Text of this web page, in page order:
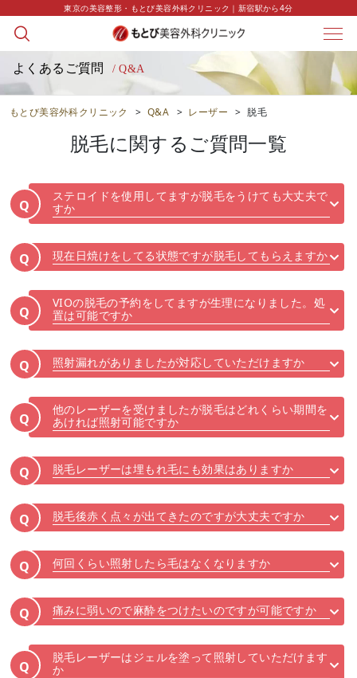
東京の美容整形・もとび美容外科クリニック｜新宿駅から4分
よくあるご質問 / Q&A
もとび美容外科クリニック > Q&A > レーザー > 脱毛
脱毛に関するご質問一覧
Q
ステロイドを使用してますが脱毛をうけても大丈夫で
すか
Q 現在日焼けをしてる状態ですが脱毛してもらえますか
Q
VIOの脱毛の予約をしてますが生理になりました。処
置は可能ですか
Q 照射漏れがありましたが対応していただけますか
Q
他のレーザーを受けましたが脱毛はどれくらい期間を
あければ照射可能ですか
Q 脱毛レーザーは埋もれ毛にも効果はありますか
Q 脱毛後赤く点々が出てきたのですが大丈夫ですか
Q 何回くらい照射したら毛はなくなりますか
Q 痛みに弱いので麻酔をつけたいのですが可能ですか
Q
脱毛レーザーはジェルを塗って照射していただけます
か